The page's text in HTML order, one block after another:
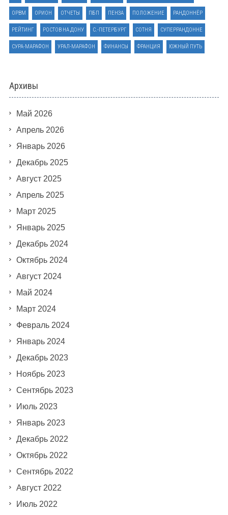
ОРВМ ОРИОН ОТЧЕТЫ ПБП ПЕНЗА ПОЛОЖЕНИЕ РАНДОННЁР
РЕЙТИНГ РОСТОВ НА ДОНУ С.-ПЕТЕРБУРГ СОТНЯ СУПЕРРАНДОННЕ
СУРА-МАРАФОН УРАЛ-МАРАФОН ФИНАНСЫ ФРАНЦИЯ ЮЖНЫЙ ПУТЬ
Архивы
Май 2026
Апрель 2026
Январь 2026
Декабрь 2025
Август 2025
Апрель 2025
Март 2025
Январь 2025
Декабрь 2024
Октябрь 2024
Август 2024
Май 2024
Март 2024
Февраль 2024
Январь 2024
Декабрь 2023
Ноябрь 2023
Сентябрь 2023
Июль 2023
Январь 2023
Декабрь 2022
Октябрь 2022
Сентябрь 2022
Август 2022
Июль 2022